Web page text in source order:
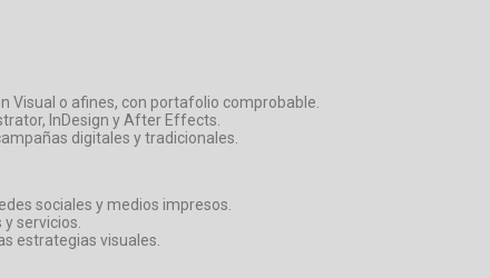
Visual o afines, con portafolio comprobable.
InDesign y After Effects.
digitales y tradicionales.
sociales y medios impresos.
servicios.
estrategias visuales.